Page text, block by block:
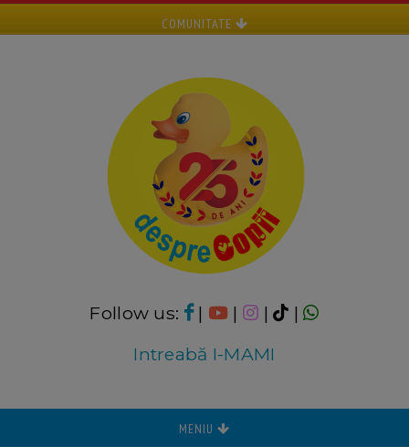
COMUNITATE
Follow us: | | |
|
Intreabă I-MAMI
MENIU